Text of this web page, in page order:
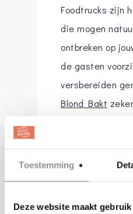
Toestemming
Deze website maakt
Foodtrucks zijn
die mogen
ontbreken op
de gasten
versbereiden
Blond Bakt
omstreken om
arrangementen